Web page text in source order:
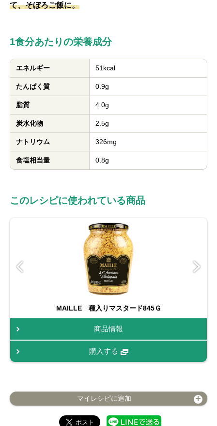
て、そぼろご飯に。
1食分あたりの栄養成分
エネルギー 51kcal
たんぱく質 0.9g
脂質 4.0g
炭水化物 2.5g
ナトリウム 326mg
食塩相当量 0.8g
このレシピに使われている商品
MAILLE 種入りマスタード845Ｇ
商品情報
購入する
マイレシピに追加